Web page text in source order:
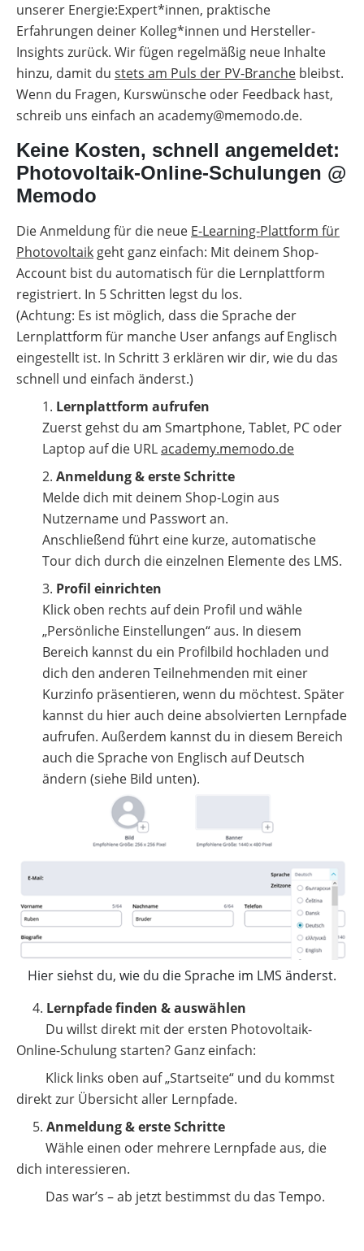
unserer Energie:Expert*innen, praktische
Erfahrungen deiner Kolleg*innen und Hersteller-
Insights zurück. Wir fügen regelmäßig neue Inhalte
hinzu, damit du stets am Puls der PV-Branche bleibst.
Wenn du Fragen, Kurswünsche oder Feedback hast,
schreib uns einfach an academy@memodo.de.
Keine Kosten, schnell angemeldet:
Photovoltaik-Online-Schulungen @
Memodo
Die Anmeldung für die neue E-Learning-Plattform für
Photovoltaik geht ganz einfach: Mit deinem Shop-
Account bist du automatisch für die Lernplattform
registriert. In 5 Schritten legst du los.
(Achtung: Es ist möglich, dass die Sprache der
Lernplattform für manche User anfangs auf Englisch
eingestellt ist. In Schritt 3 erklären wir dir, wie du das
schnell und einfach änderst.)
Lernplattform aufrufen
Zuerst gehst du am Smartphone, Tablet, PC oder
Laptop auf die URLacademy.memodo.de
Anmeldung & erste Schritte
Melde dich mit deinem Shop-Login aus
Nutzername und Passwort an.
Anschließend führt eine kurze, automatische
Tour dich durch die einzelnen Elemente des LMS.
Profil einrichten
Klick oben rechts auf dein Profil und wähle
„Persönliche Einstellungen“ aus. In diesem
Bereich kannst du ein Profilbild hochladen und
dich den anderen Teilnehmenden mit einer
Kurzinfo präsentieren, wenn du möchtest. Später
kannst du hier auch deine absolvierten Lernpfade
aufrufen. Außerdem kannst du in diesem Bereich
auch die Sprache von Englisch auf Deutsch
ändern (siehe Bild unten).
Hier siehst du, wie du die Sprache im LMS änderst.
4. Lernpfade finden & auswählen
Du willst direkt mit der ersten Photovoltaik-
Online-Schulung starten? Ganz einfach:
Klick links oben auf „Startseite“ und du kommst
direkt zur Übersicht aller Lernpfade.
5. Anmeldung & erste Schritte
Wähle einen oder mehrere Lernpfade aus, die
dich interessieren.
Das war’s – ab jetzt bestimmst du das Tempo.